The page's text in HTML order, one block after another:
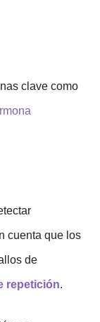
clave como
cuenta que los
de
repetición.